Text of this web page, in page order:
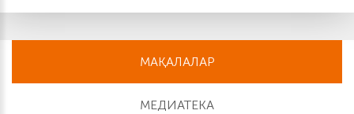
МАҚАЛАЛАР
МЕДИАТЕКА